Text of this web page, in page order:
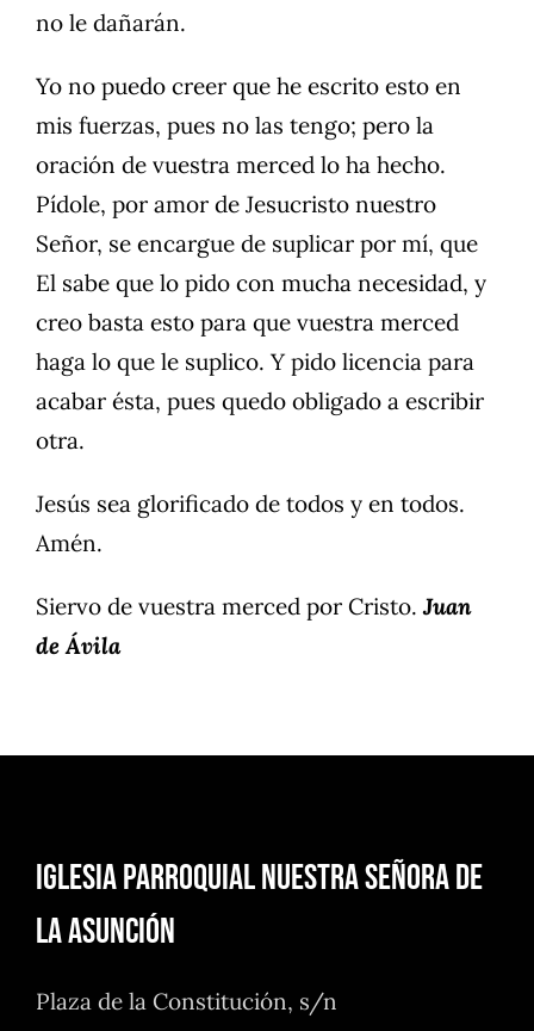
no le dañarán.
Yo no puedo creer que he escrito esto en
mis fuerzas, pues no las tengo; pero la
oración de vuestra merced lo ha hecho.
Pídole, por amor de Jesucristo nuestro
Señor, se encargue de suplicar por mí, que
El sabe que lo pido con mucha necesidad, y
creo basta esto para que vuestra merced
haga lo que le suplico. Y pido licencia para
acabar ésta, pues quedo obligado a escribir
otra.
Jesús sea glorificado de todos y en todos.
Amén.
Siervo de vuestra merced por Cristo.Juan
de Ávila
Iglesia Parroquial Nuestra Señora de
la Asunción
Plaza de la Constitución, s/n